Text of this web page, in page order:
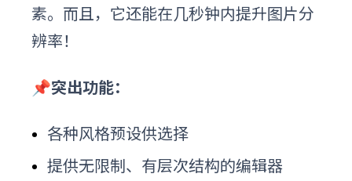
素。而且，它还能在几秒钟内提升图片分
辨率！
📌突出功能：
各种风格预设供选择
提供无限制、有层次结构的编辑器